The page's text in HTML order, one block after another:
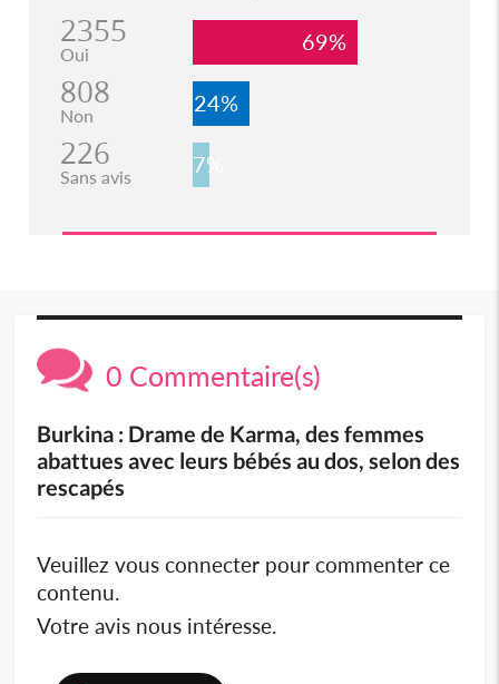
2355
Oui 69%
808
Non 24%
226
Sans avis 7%
0 Commentaire(s)
Burkina : Drame de Karma, des femmes
abattues avec leurs bébés au dos, selon des
rescapés
Veuillez vous connecter pour commenter ce
contenu.
Votre avis nous intéresse.